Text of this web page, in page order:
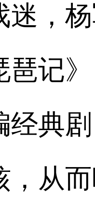
迷，
琶记
经典
，从